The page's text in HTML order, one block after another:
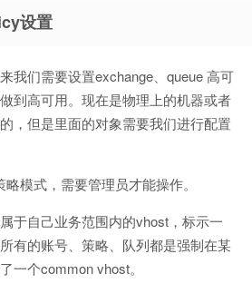
设置
我们需要设置exchange、queue 高可
到高可用。现在是物理上的机器或者
，但是里面的对象需要我们进行配置
模式，需要管理员才能操作。
于自己业务范围内的vhost，标示一
有的账号、策略、队列都是强制在某
一个common vhost。